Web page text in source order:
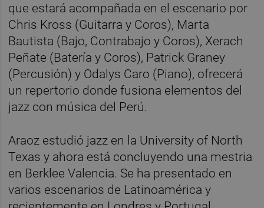
que estará acompañada en el escenario por
Chris Kross (Guitarra y Coros), Marta
Bautista (Bajo, Contrabajo y Coros), Xerach
Peñate (Batería y Coros), Patrick Graney
(Percusión) y Odalys Caro (Piano), ofrecerá
un repertorio donde fusiona elementos del
jazz con música del Perú.
Araoz estudió jazz en la University of North
Texas y ahora está concluyendo una mestria
en Berklee Valencia. Se ha presentado en
varios escenarios de Latinoamérica y